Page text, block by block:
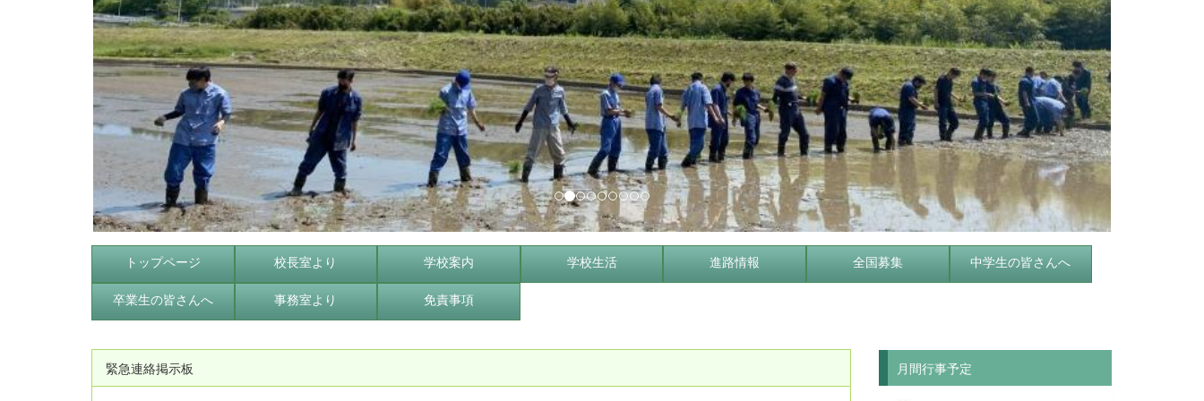
トップページ 校長室より 学校案内 学校生活 進路情報 全国募集 中学生の皆さんへ
卒業生の皆さんへ 事務室より 免責事項
緊急連絡掲示板 月間行事予定